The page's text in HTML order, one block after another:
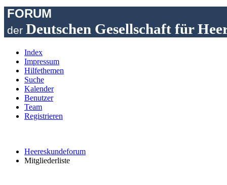
FORUM
der Deutschen Gesellschaft für
Index
Impressum
Hilfethemen
Suche
Kalender
Benutzer
Team
Registrieren
Heereskundeforum
Mitgliederliste